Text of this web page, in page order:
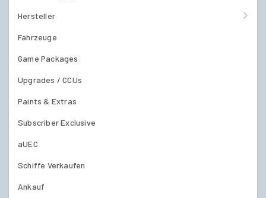
Hersteller
Fahrzeuge
Game Packages
Upgrades / CCUs
Paints & Extras
Subscriber Exclusive
aUEC
Schiffe Verkaufen
Ankauf